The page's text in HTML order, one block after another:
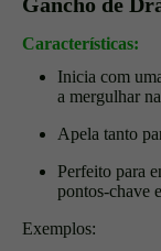
Características:
Inicia com
a mergulhar
Apela tanto
Perfeito para
pontos-chave
Exemplos: